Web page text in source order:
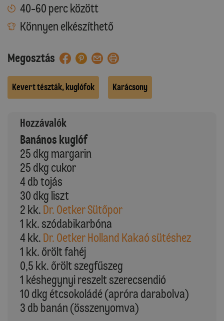
40-60 perc között
Könnyen elkészíthető
Megosztás
Kevert tészták, kuglófok Karácsony
Hozzávalók
Banános kuglóf
25 dkg margarin
25 dkg cukor
4 db tojás
30 dkg liszt
2 kk. Dr. Oetker Sütőpor
1 kk. szódabikarbóna
4 kk. Dr. Oetker Holland Kakaó sütéshez
1 kk. őrölt fahéj
0,5 kk. őrölt szegfűszeg
1 késhegynyi reszelt szerecsendió
10 dkg étcsokoládé (apróra darabolva)
3 db banán (összenyomva)